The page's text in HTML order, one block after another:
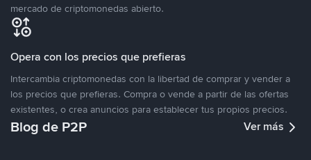
mercado de criptomonedas abierto.
Opera con los precios que prefieras
Intercambia criptomonedas con la libertad de comprar y vender a
los precios que prefieras. Compra o vende a partir de las ofertas
existentes, o crea anuncios para establecer tus propios precios.
Blog de P2P Ver más